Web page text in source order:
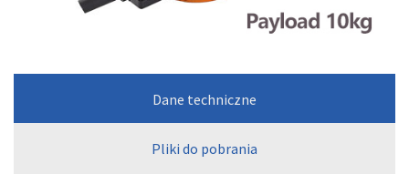
Dane techniczne
Pliki do pobrania